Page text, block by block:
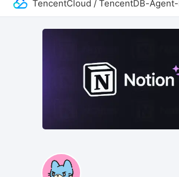
TencentCloud / TencentDB-Agent-